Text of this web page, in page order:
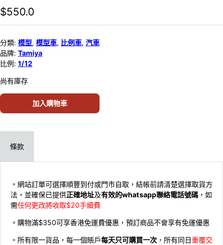
$550.0
分類: 模型, 模型車, 比例車, 汽車
品牌: Tamiya
比例: 1/12
尚有庫存
加入購物車
條款
。網站訂單可選擇順豐到付或門市自取，結帳前請清楚選擇取貨方
法，並確保已提供正確地址及有效的whatsapp聯絡電話號碼 ，如
需任何更改將收取$20手續費
。購物滿$350可享香港免運費優惠，預訂商品不會享有免運優惠
。所有限一貨品，每一個賬戶每天只可購買一次 ，所有同日重覆交